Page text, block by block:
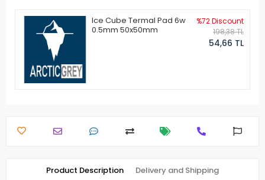
Ice Cube Termal Pad 6w
0.5mm 50x50mm
%72 Discount
198,38 TL
54,66 TL
Product Description Delivery and Shipping